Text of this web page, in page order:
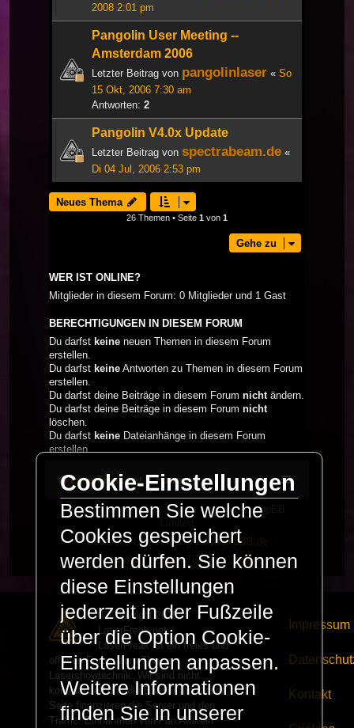
2008 2:01 pm
Pangolin User Meeting --
Amsterdam 2006
Letzter Beitrag von pangolinlaser « So
15 Okt, 2006 7:30 am
Antworten: 2
Pangolin V4.0x Update
Letzter Beitrag von spectrabeam.de «
Di 04 Jul, 2006 2:53 pm
Neues Thema
26 Themen • Seite 1 von 1
Gehe zu
WER IST ONLINE?
Mitglieder in diesem Forum: 0 Mitglieder und 1 Gast
BERECHTIGUNGEN IN DIESEM FORUM
Du darfst keine neuen Themen in diesem Forum
erstellen.
Du darfst keine Antworten zu Themen in diesem Forum
erstellen.
Du darfst deine Beiträge in diesem Forum nicht ändern.
Du darfst deine Beiträge in diesem Forum nicht
löschen.
Du darfst keine Dateianhänge in diesem Forum
erstellen.
LaserFreak.net Forum
Powered byphpBB® Forum Software © phpBB
Deutsche Übersetzung durchphpBB.de
PRIVACY_LINK|TERMS_LINK
© Copyright 2025 -
LaserFreak.net
LaserFreak ist ein freies und
offenes Forum zum Thema
Lasershowtechnik. Wir sind nicht
kommerziell und die Banner auf dieser
Seite finanzieren die Server und den
Traffic. Einnahmen von Fan Artikeln
Impressum
Kontakt
Cookie-Einstellungen
Bestimmen Sie welche
Cookies gespeichert
werden dürfen. Sie können
diese Einstellungen
jederzeit in der Fußzeile
über die Option Cookie-
Einstellungen anpassen.
Weitere Informationen
finden Sie in unserer